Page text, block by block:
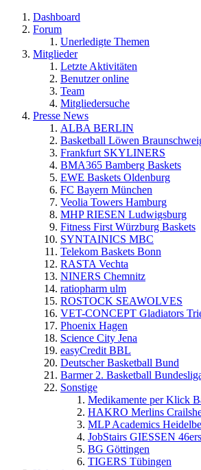
Dashboard
Forum
Unerledigte Themen
Mitglieder
Letzte Aktivitäten
Benutzer online
Team
Mitgliedersuche
Presse News
ALBA BERLIN
Basketball Löwen
Frankfurt SKYLINERS
BMA365 Bamberg Baskets
EWE Baskets Oldenburg
FC Bayern München
Veolia Towers Hamburg
MHP RIESEN Ludwigsburg
Fitness First Würzburg Baskets
SYNTAINICS MBC
Telekom Baskets Bonn
RASTA Vechta
NINERS Chemnitz
ratiopharm ulm
ROSTOCK SEAWOLVES
VET-CONCEPT Gladiators
Phoenix Hagen
Science City Jena
easyCredit BBL
Deutscher Basketball Bund
Barmer 2. Basketball
Sonstige
Medikamente per Klick
HAKRO Merlins
MLP Academics
JobStairs GIESSEN 46ers
BG Göttingen
TIGERS Tübingen